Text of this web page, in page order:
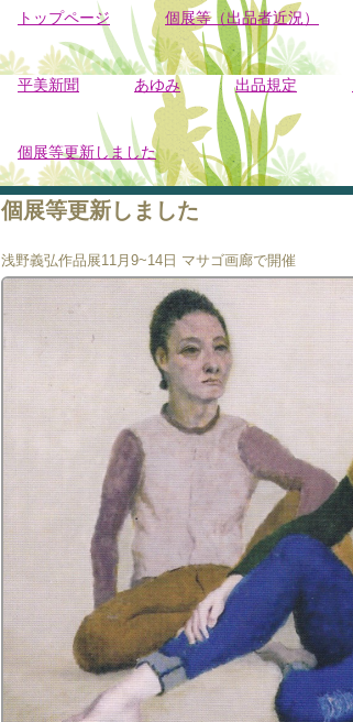
トップページ 個展等（出品者近況）
平美新聞 あゆみ 出品規定
個展等更新しました
個展等更新しました
浅野義弘作品展11月9~14日 マサゴ画廊で開催